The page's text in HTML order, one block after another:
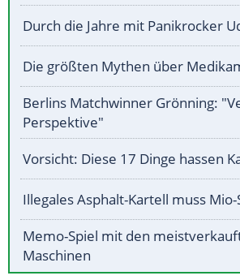
Durch die Jahre mit Panikrocker
Die größten Mythen über
Berlins Matchwinner Grönning:
Perspektive"
Vorsicht: Diese 17 Dinge hassen
Illegales Asphalt-Kartell muss
Memo-Spiel mit den
Maschinen